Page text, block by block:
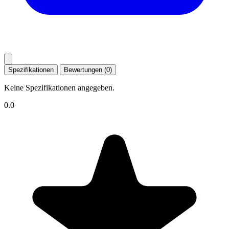
Spezifikationen Bewertungen (0)
Keine Spezifikationen angegeben.
0.0